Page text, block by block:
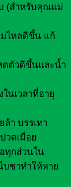
(สำหรับคุณแม่
ไหลดีขึ้น แก้
ดตัวดีขึ้นและน้ำ
นเวลาที่อายุ
ล้า บรรเทา
วดเมื่อย
ทุกส่วนใน
บชาทำให้หาย